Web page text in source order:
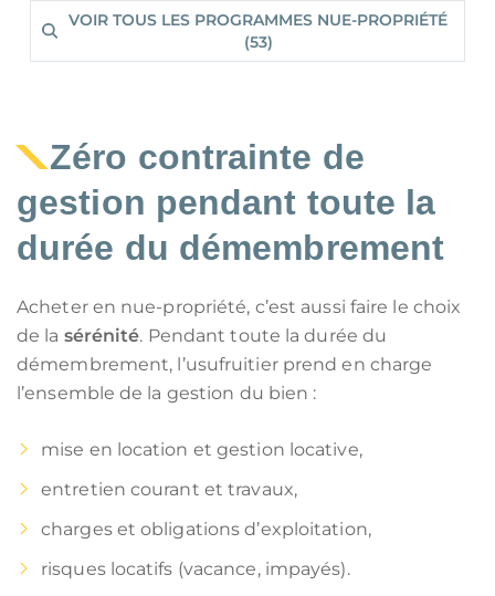
VOIR TOUS LES PROGRAMMES NUE-PROPRIÉTÉ
(53)
Zéro contrainte de
gestion pendant toute la
durée du démembrement
Acheter en nue-propriété, c’est aussi faire le choix
de la sérénité. Pendant toute la durée du
démembrement, l’usufruitier prend en charge
l’ensemble de la gestion du bien :
mise en location et gestion locative,
entretien courant et travaux,
charges et obligations d’exploitation,
risques locatifs (vacance, impayés).